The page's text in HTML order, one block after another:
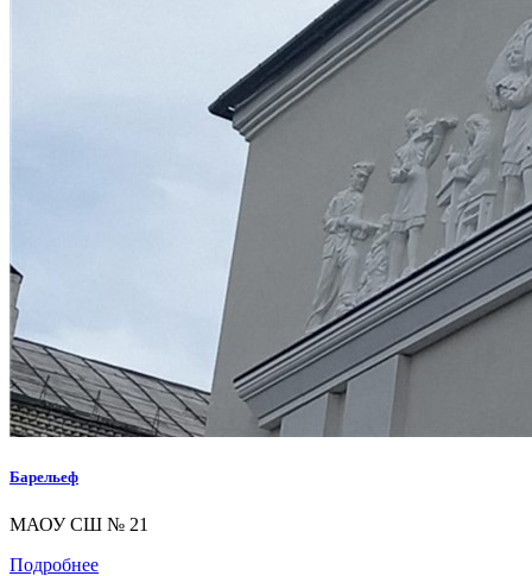
Барельеф
МАОУ СШ № 21
Подробнее